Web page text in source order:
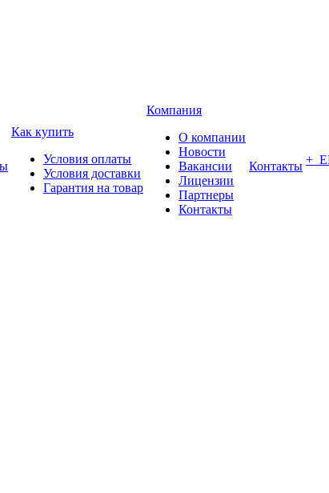
Как купить
Условия оплаты
Условия доставки
Гарантия на товар
Компания
О компании
Новости
Вакансии
Лицензии
Партнеры
Контакты
Контакты +